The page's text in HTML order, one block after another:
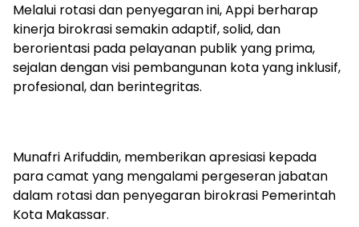
Melalui rotasi dan penyegaran ini, Appi berharap
kinerja birokrasi semakin adaptif, solid, dan
berorientasi pada pelayanan publik yang prima,
sejalan dengan visi pembangunan kota yang inklusif,
profesional, dan berintegritas.
Munafri Arifuddin, memberikan apresiasi kepada
para camat yang mengalami pergeseran jabatan
dalam rotasi dan penyegaran birokrasi Pemerintah
Kota Makassar.